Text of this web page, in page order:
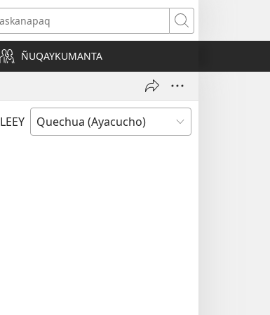
Maskanapaq
ÑUQAYKUMANTA
LEEY